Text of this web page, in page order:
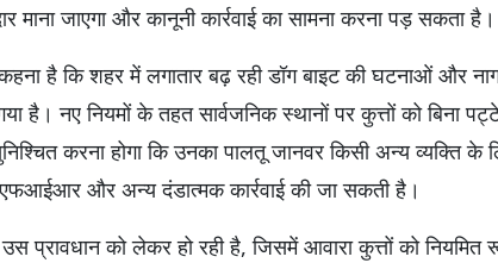
माना जाएगा और कानूनी कार्रवाई का सामना करना पड़ सकता है।
है कि शहर में लगातार बढ़ रही डॉग बाइट की घटनाओं और
है। नए नियमों के तहत सार्वजनिक स्थानों पर कुत्तों को बिना
करना होगा कि उनका पालतू जानवर किसी अन्य व्यक्ति के
और अन्य दंडात्मक कार्रवाई की जा सकती है।
उस प्रावधान को लेकर हो रही है, जिसमें आवारा कुत्तों को